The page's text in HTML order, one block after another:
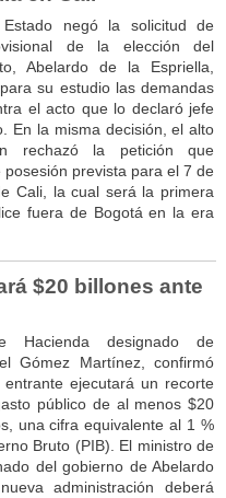
negó la solicitud de
de la elección del
Abelardo de la Espriella,
su estudio las demandas
el acto que lo declaró jefe
En la misma decisión, el alto
rechazó la petición que
prevista para el 7 de
Cali, la cual será la primera
fuera de Bogotá en la era
$20 billones ante
Hacienda designado de
Gómez Martínez, confirmó
ejecutará un recorte
público de al menos $20
una cifra equivalente al 1 %
Bruto (PIB). El ministro de
del gobierno de Abelardo
administración deberá